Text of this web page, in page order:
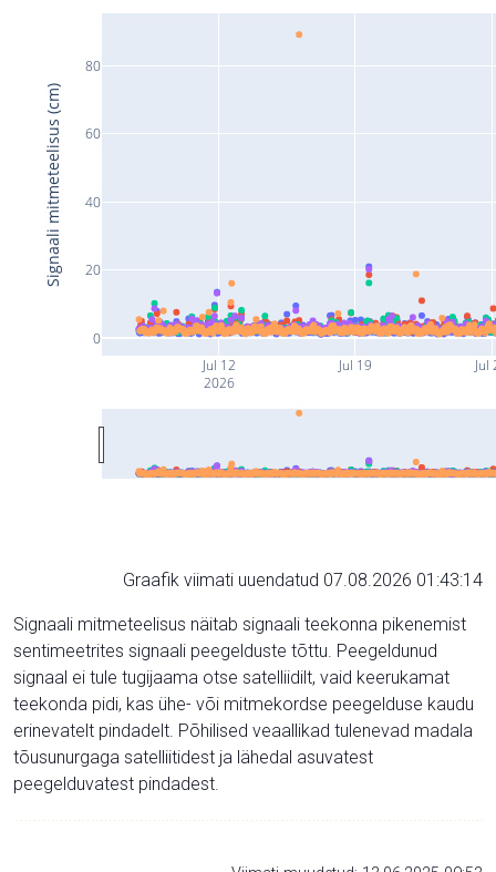
Jul 12
2026
Jul 19 Jul
0
20
40
60
80
Signaali mitmeteelisus (cm)
Graafik viimati uuendatud 07.08.2026 01:43:14
Signaali mitmeteelisus näitab signaali teekonna pikenemist
sentimeetrites signaali peegelduste tõttu. Peegeldunud
signaal ei tule tugijaama otse satelliidilt, vaid keerukamat
teekonda pidi, kas ühe- või mitmekordse peegelduse kaudu
erinevatelt pindadelt. Põhilised veaallikad tulenevad madala
tõusunurgaga satelliitidest ja lähedal asuvatest
peegelduvatest pindadest.